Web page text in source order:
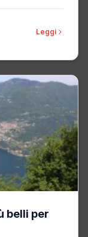
Leggi
belli per